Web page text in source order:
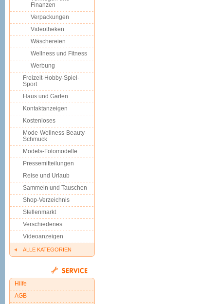
Finanzen
Verpackungen
Videotheken
Wäschereien
Wellness und Fitness
Werbung
Freizeit-Hobby-Spiel-
Sport
Haus und Garten
Kontaktanzeigen
Kostenloses
Mode-Wellness-Beauty-
Schmuck
Models-Fotomodelle
Pressemitteilungen
Reise und Urlaub
Sammeln und Tauschen
Shop-Verzeichnis
Stellenmarkt
Verschiedenes
Videoanzeigen
ALLE KATEGORIEN
Hilfe
AGB